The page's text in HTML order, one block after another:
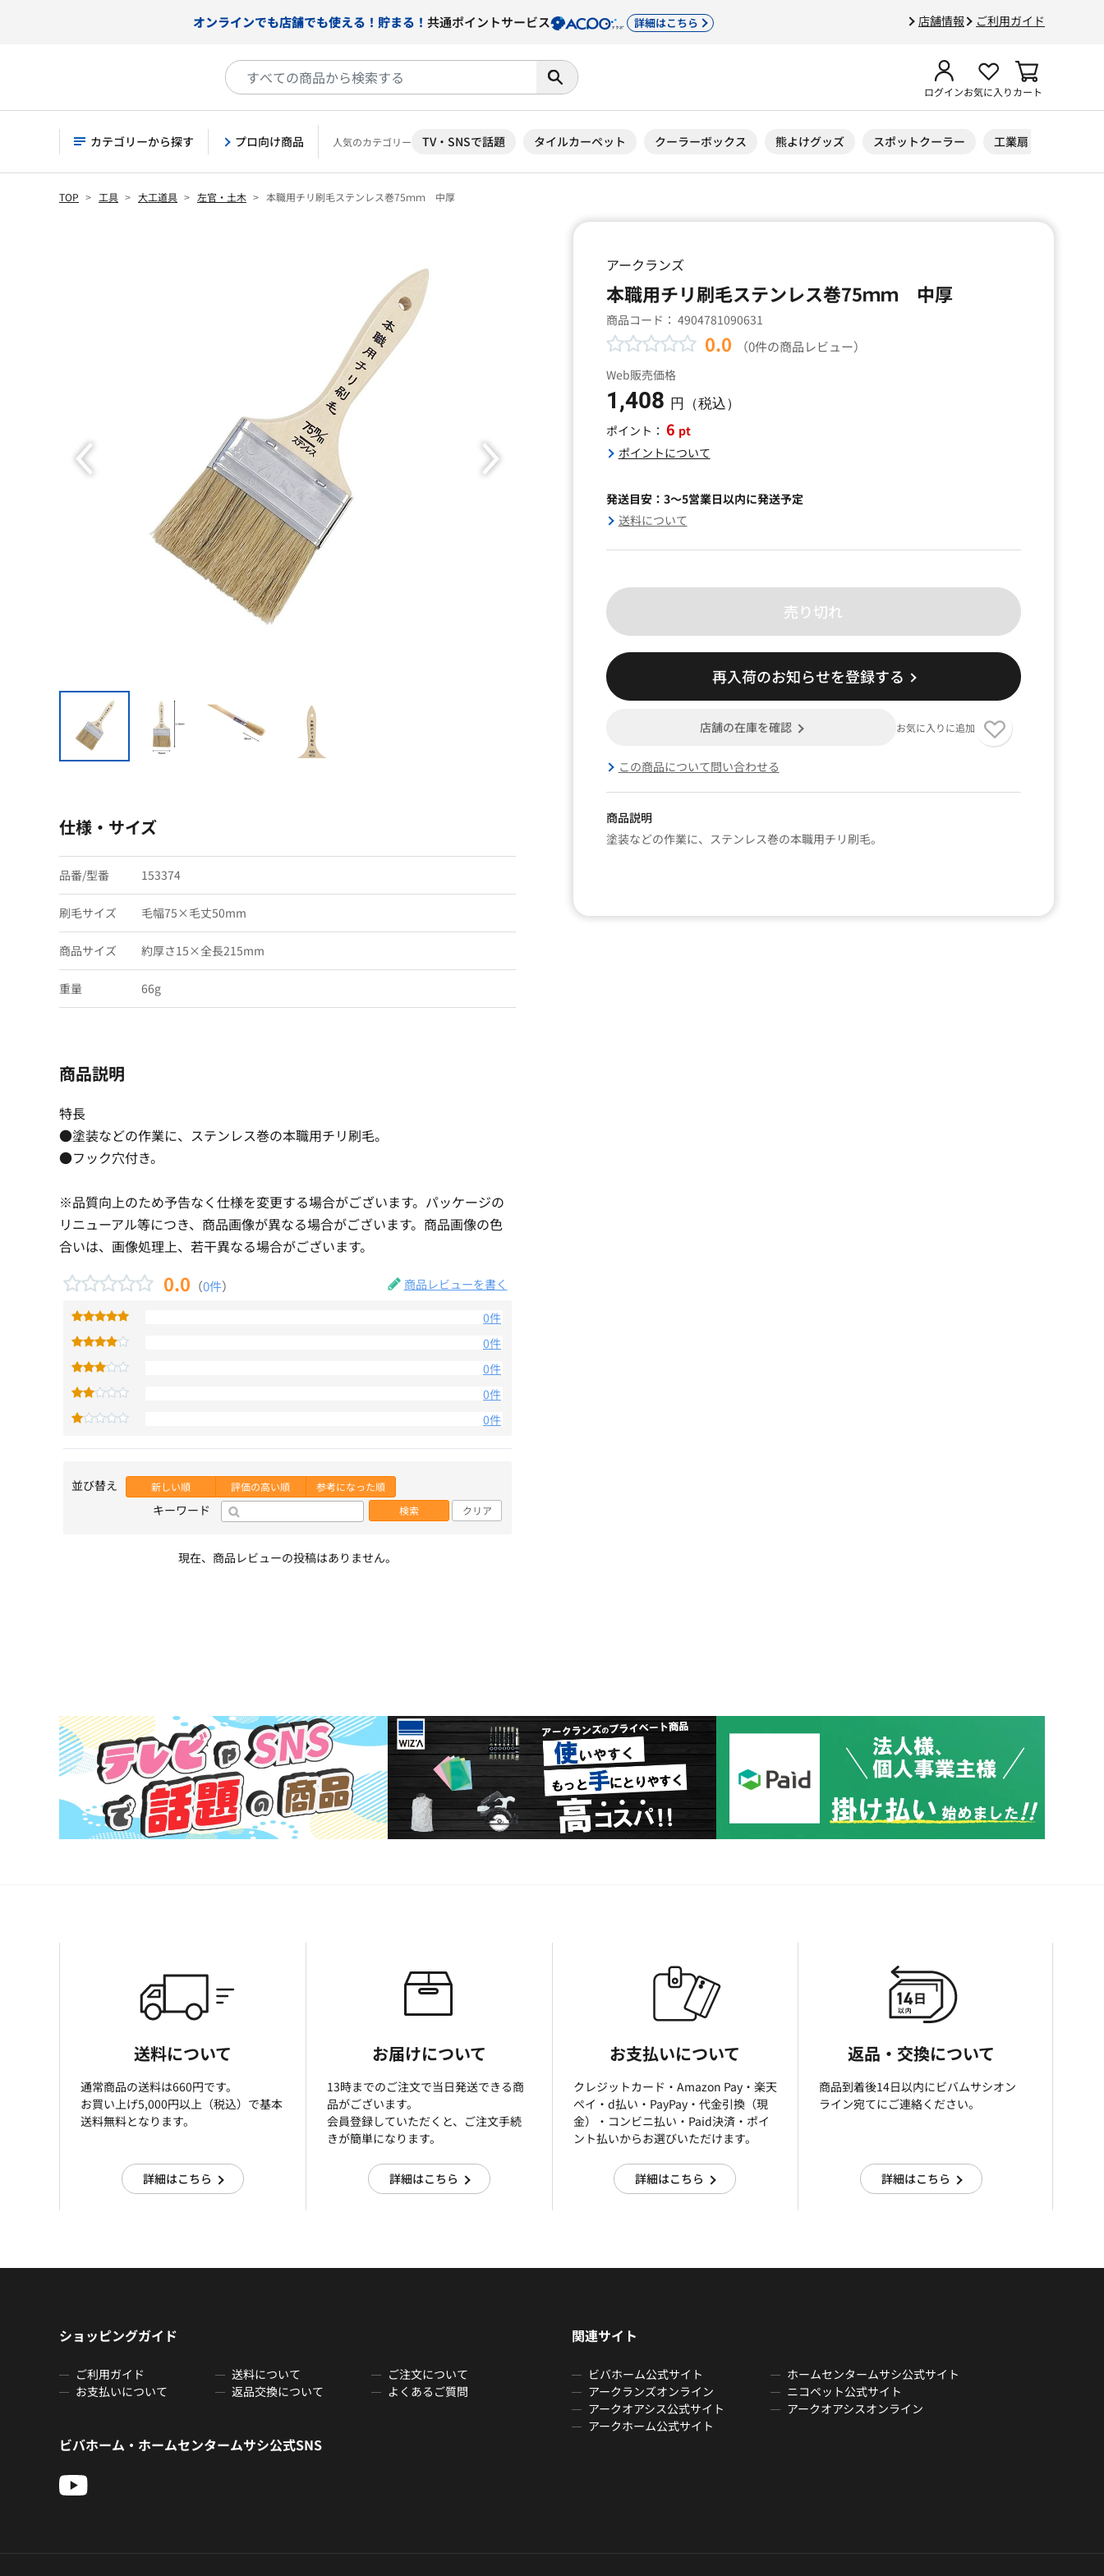
店舗情報 ご利用ガイド
オンラインでも店舗でも使える！貯まる！ 共通ポイントサービス 詳細はこちら
ログインお気に入りカート
カテゴリーから探す プロ向け商品 人気のカテゴリー TV・SNSで話題 タイルカーペット クーラーボックス 熊よけグッズ スポットクーラー 工業扇
TOP 工具 大工道具 左官・土木 本職用チリ刷毛ステンレス巻75ｍｍ 中厚
アークランズ
本職用チリ刷毛ステンレス巻75ｍｍ 中厚
商品コード： 4904781090631
0.0 （0件の商品レビュー）
Web販売価格
1,408 円（税込）
ポイント： 6 pt
ポイントについて
発送目安：3～5営業日以内に発送予定
送料について
売り切れ
再入荷のお知らせを登録する
店舗の在庫を確認 お気に入りに追加
この商品について問い合わせる
商品説明
塗装などの作業に、ステンレス巻の本職用チリ刷毛。
仕様・サイズ
品番/型番 153374
刷毛サイズ 毛幅75×毛丈50mm
商品サイズ 約厚さ15×全長215mm
重量 66g
商品説明
特長
●塗装などの作業に、ステンレス巻の本職用チリ刷毛。
●フック穴付き。
※品質向上のため予告なく仕様を変更する場合がございます。パッケージの
リニューアル等につき、商品画像が異なる場合がございます。商品画像の色
合いは、画像処理上、若干異なる場合がございます。
0.0 （0件） 商品レビューを書く
0件
0件
0件
0件
0件
並び替え 新しい順 評価の高い順 参考になった順
キーワード 検索 クリア
現在、商品レビューの投稿はありません。
送料について
通常商品の送料は660円です。
お買い上げ5,000円以上（税込）で基本
送料無料となります。
詳細はこちら
お届けについて
13時までのご注文で当日発送できる商
品がございます。
会員登録していただくと、ご注文手続
きが簡単になります。
詳細はこちら
お支払いについて
クレジットカード・Amazon Pay・楽天
ぺイ・d払い・PayPay・代金引換（現
金）・コンビニ払い・Paid決済・ポイ
ント払いからお選びいただけます。
詳細はこちら
返品・交換について
商品到着後14日以内にビバムサシオン
ライン宛てにご連絡ください。
詳細はこちら
ショッピングガイド
ご利用ガイド 送料について
ご注文について
お支払いについて
返品交換について よくあるご質問
関連サイト
ビバホーム公式サイト
ホームセンタームサシ公式サイト
アークランズオンライン
ニコペット公式サイト
アークオアシス公式サイト
アークオアシスオンライン
アークホーム公式サイト
ビバホーム・ホームセンタームサシ公式SNS